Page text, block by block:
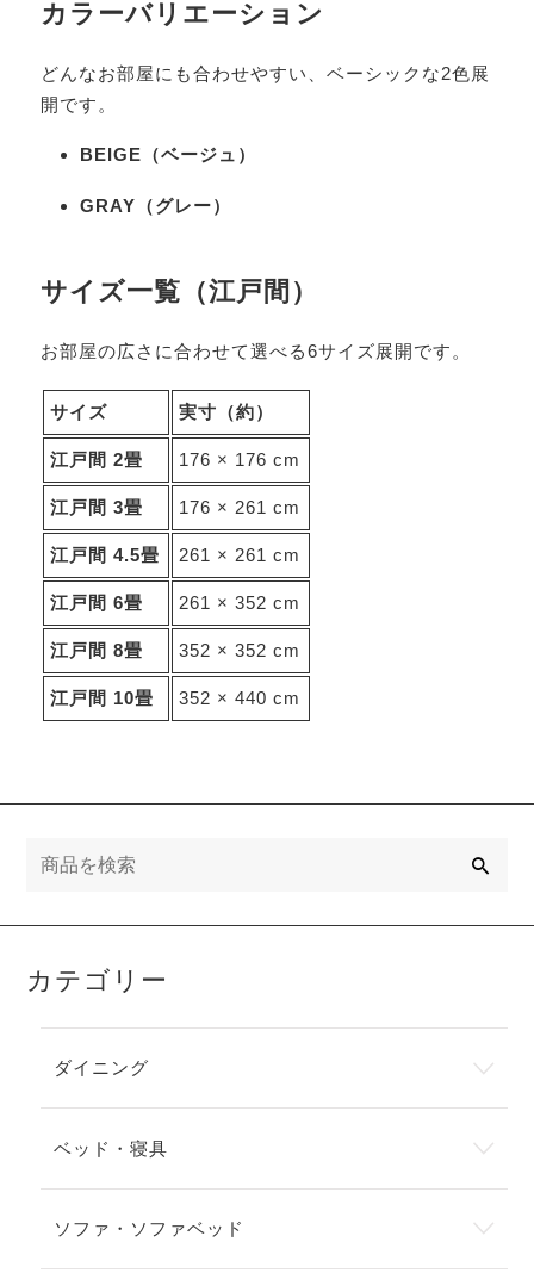
カラーバリエーション
どんなお部屋にも合わせやすい、ベーシックな2色展
開です。
BEIGE（ベージュ）
GRAY（グレー）
サイズ一覧（江戸間）
お部屋の広さに合わせて選べる6サイズ展開です。
サイズ 実寸（約）
江戸間 2畳 176 × 176 cm
江戸間 3畳 176 × 261 cm
江戸間 4.5畳 261 × 261 cm
江戸間 6畳 261 × 352 cm
江戸間 8畳 352 × 352 cm
江戸間 10畳 352 × 440 cm
カテゴリー
ダイニング
ベッド・寝具
ソファ・ソファベッド